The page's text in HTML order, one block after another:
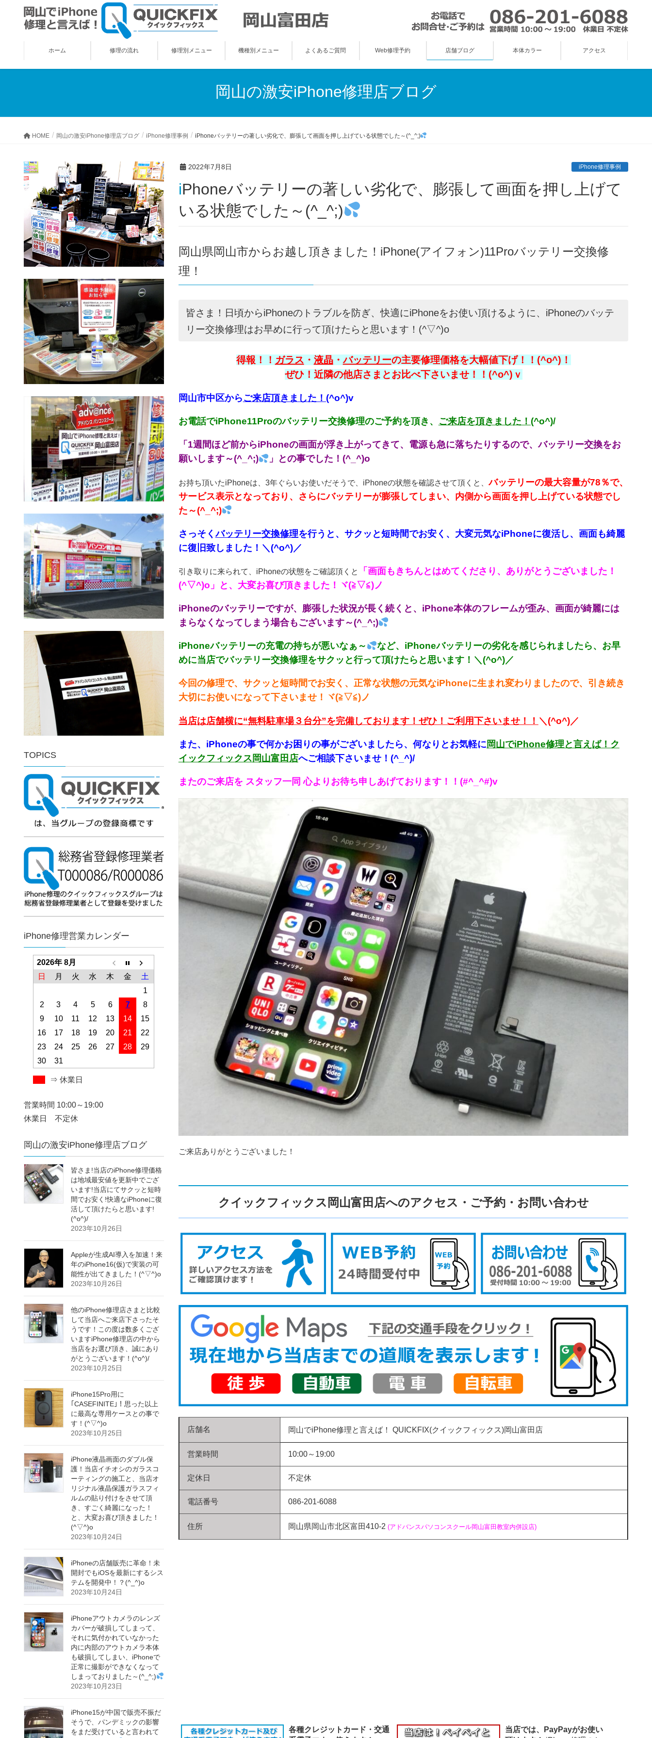
ホーム 修理の流れ 修理別メニュー 機種別メニュー よくあるご質問 Web修理予約 店舗ブログ 本体カラー アクセス
岡山の激安iPhone修理店ブログ
HOME 岡山の激安iPhone修理店ブログ iPhone修理事例 iPhoneバッテリーの著しい劣化で、膨張して画面を押し上げている状態でした～(^_^;)
2022年7月8日 iPhone修理事例
iPhoneバッテリーの著しい劣化で、膨張して画面を押し上げて
いる状態でした～(^_^;)
岡山県岡山市からお越し頂きました！iPhone(アイフォン)11Proバッテリー交換修
理！
皆さま！日頃からiPhoneのトラブルを防ぎ、快適にiPhoneをお使い頂けるように、iPhoneのバッテ
リー交換修理はお早めに行って頂けたらと思います！(^▽^)o
得報！！ ガラス ・ 液晶・バッテリーの主要修理価格を大幅値下げ！！(^o^)！
ぜひ！近隣の他店さまとお比べ下さいませ！！(^o^)ｖ
岡山市中区からご来店頂きました！ (^o^)v
お電話でiPhone11Proのバッテリー交換修理のご予約を頂き、 ご来店を頂きました！ (^o^)/
「1週間ほど前からiPhoneの画面が浮き上がってきて、電源も急に落ちたりするので、バッテリー交換をお
願いします～(^_^;)
」との事でした！(^_^)o
お持ち頂いたiPhoneは、3年ぐらいお使いだそうで、iPhoneの状態を確認させて頂くと、バッテリーの最大容量が78％で、
サービス表示となっており、さらにバッテリーが膨張してしまい、内側から画面を押し上げている状態でし
た～(^_^;)
さっそくバッテリー交換修理を行うと、サクッと短時間でお安く、大変元気なiPhoneに復活し、画面も綺麗
に復旧致しました！＼(^o^)／
引き取りに来られて、iPhoneの状態をご確認頂くと
「画面もきちんとはめてくださり、ありがとうございました！
(^▽^)o」と、大変お喜び頂きました！ヾ(≧▽≦)ノ
iPhoneのバッテリーですが、膨張した状況が長く続くと、iPhone本体のフレームが歪み、画面が綺麗には
まらなくなってしまう場合もございます～(^_^;)
iPhoneバッテリーの充電の持ちが悪いなぁ～
など、iPhoneバッテリーの劣化を感じられましたら、お早
めに当店でバッテリー交換修理をサクッと行って頂けたらと思います！＼(^o^)／
今回の修理で、サクッと短時間でお安く、正常な状態の元気なiPhoneに生まれ変わりましたので、引き続き
大切にお使いになって下さいませ！ヾ(≧▽≦)ノ
当店は店舗横に“無料駐車場３台分”を完備しております！ぜひ！ご利用下さいませ！！ ＼(^o^)／
また、iPhoneの事で何かお困りの事がございましたら、何なりとお気軽に岡山でiPhone修理と言えば！ク
イックフィックス岡山富田店へご相談下さいませ！(^_^)/
またのご来店を スタッフ一同 心よりお待ち申しあげております！！(#^_^#)v
ご来店ありがとうございました！
クイックフィックス岡山富田店へのアクセス・ご予約・お問い合わせ
店舗名 岡山でiPhone修理と言えば！ QUICKFIX(クイックフィックス)岡山富田店
営業時間 10:00～19:00
定休日 不定休
電話番号 086-201-6088
住所 岡山県岡山市北区富田410-2 (アドバンスパソコンスクール岡山富田教室内併設店)
各種クレジットカード・交通
当店では、PayPayがお使い
TOPICS
iPhone修理営業カレンダー
2026年 8月
日
月 火 水 木 金
土
1
2
3 4 5 6 7
8
9
10 11 12 13 14
15
16
17 18 19 20 21
22
23
24 25 26 27 28
29
30
31
⇒ 休業日
営業時間 10:00～19:00
休業日 不定休
岡山の激安iPhone修理店ブログ
皆さま!当店のiPhone修理価格
は地域最安値を更新中でござ
います!当店にてサクッと短時
間でお安く!快適なiPhoneに復
活して頂けたらと思います!
(^o^)/
2023年10月26日
Appleが生成AI導入を加速！来
年のiPhone16(仮)で実装の可
能性が出てきました！(^▽^)o
2023年10月26日
他のiPhone修理店さまと比較
して当店へご来店下さったそ
うです！この度は数多くござ
いますiPhone修理店の中から
当店をお選び頂き、誠にあり
がとうございます！(^o^)/
2023年10月25日
iPhone15Pro用に
｢CASEFINITE｣！思った以上
に最高な専用ケースとの事で
す！(^▽^)o
2023年10月25日
iPhone液晶画面のダブル保
護！当店イチオシのガラスコ
ーティングの施工と、当店オ
リジナル液晶保護ガラスフィ
ルムの貼り付けをさせて頂
き、すごく綺麗になった！
と、大変お喜び頂きました！
(^▽^)o
2023年10月24日
iPhoneの店舗販売に革命！未
開封でもiOSを最新にするシス
テムを開発中！？(^_^)o
2023年10月24日
iPhoneアウトカメラのレンズ
カバーが破損してしまって、
それに気付かれていなかった
内に内部のアウトカメラ本体
も破損してしまい、iPhoneで
正常に撮影ができなくなって
しまっておりました～(^_^;)
2023年10月23日
iPhone15が中国で販売不振だ
そうで、パンデミックの影響
をまだ受けていると言われて